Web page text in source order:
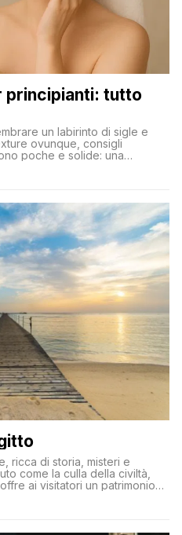
principianti: tutto
un labirinto di sigle e
ovunque, consigli
poche e solide: una
un’idratazione
ricca di storia, misteri e
come la culla della civiltà,
ai visitatori un patrimonio
i millenni, l’Egitto è stato il